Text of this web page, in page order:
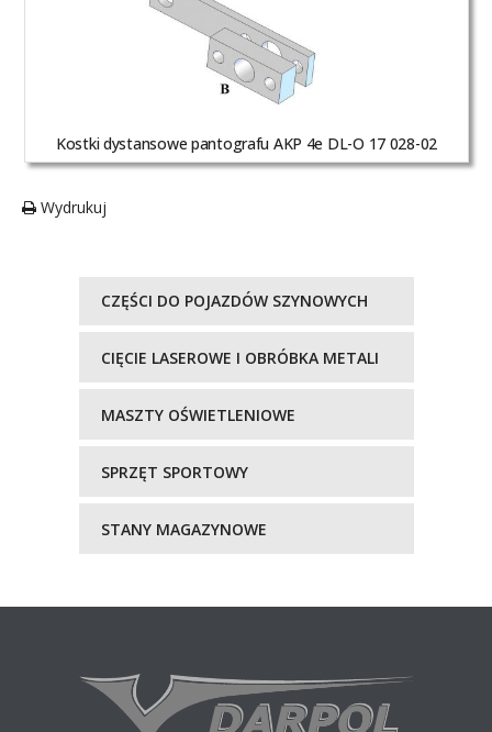
Kostki dystansowe pantografu AKP 4e DL-O 17 028-02
Wydrukuj
CZĘŚCI DO POJAZDÓW SZYNOWYCH
CIĘCIE LASEROWE I OBRÓBKA METALI
MASZTY OŚWIETLENIOWE
SPRZĘT SPORTOWY
STANY MAGAZYNOWE